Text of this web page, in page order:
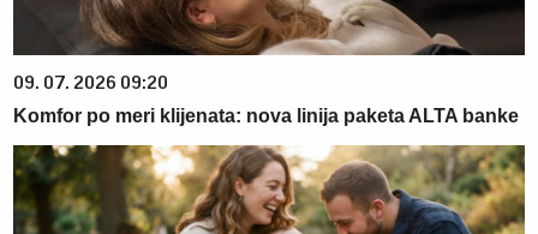
09. 07. 2026 09:20
Komfor po meri klijenata: nova linija paketa ALTA banke